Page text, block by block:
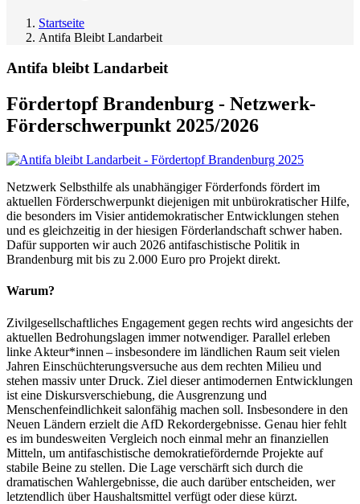
Startseite
Antifa Bleibt Landarbeit
Antifa bleibt Landarbeit
Fördertopf Brandenburg - Netzwerk-
Förderschwerpunkt 2025/2026
Netzwerk Selbsthilfe als unabhängiger Förderfonds fördert im
aktuellen Förderschwerpunkt diejenigen mit unbürokratischer Hilfe,
die besonders im Visier antidemokratischer Entwicklungen stehen
und es gleichzeitig in der hiesigen Förderlandschaft schwer haben.
Dafür supporten wir auch 2026 antifaschistische Politik in
Brandenburg mit bis zu 2.000 Euro pro Projekt direkt.
Warum?
Zivilgesellschaftliches Engagement gegen rechts wird angesichts der
aktuellen Bedrohungslagen immer notwendiger. Parallel erleben
linke Akteur*innen – insbesondere im ländlichen Raum seit vielen
Jahren Einschüchterungsversuche aus dem rechten Milieu und
stehen massiv unter Druck. Ziel dieser antimodernen Entwicklungen
ist eine Diskursverschiebung, die Ausgrenzung und
Menschenfeindlichkeit salonfähig machen soll. Insbesondere in den
Neuen Ländern erzielt die AfD Rekordergebnisse. Genau hier fehlt
es im bundesweiten Vergleich noch einmal mehr an finanziellen
Mitteln, um antifaschistische demokratiefördernde Projekte auf
stabile Beine zu stellen. Die Lage verschärft sich durch die
dramatischen Wahlergebnisse, die auch darüber entscheiden, wer
letztendlich über Haushaltsmittel verfügt oder diese kürzt.